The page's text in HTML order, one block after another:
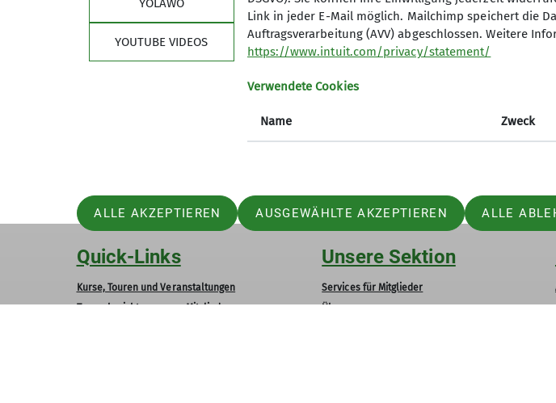
Weitere Aktivitäten in der Region:
Quick-Links
Kurse, Touren und Veranstaltungen
Tourenberichte unserer Mitglieder
Unsere Sektion
Services für Mitglieder
Über uns
YOLAWO
YOUTUBE VIDEOS
Link in jeder E-Mail möglich. Mailchimp speichert die
Auftragsverarbeitung (AVV) abgeschlossen. Weitere
https://www.intuit.com/privacy/statement/
Verwendete Cookies
Name Zweck
ALLE AKZEPTIEREN AUSGEWÄHLTE AKZEPTIEREN ALLE